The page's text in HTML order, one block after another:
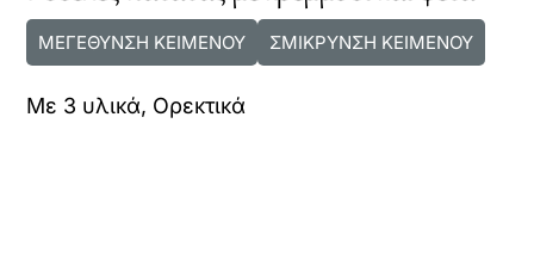
ΜΕΓΕΘΥΝΣΗ ΚΕΙΜΕΝΟΥ ΣΜΙΚΡΥΝΣΗ ΚΕΙΜΕΝΟΥ
Με 3 υλικά, Ορεκτικά